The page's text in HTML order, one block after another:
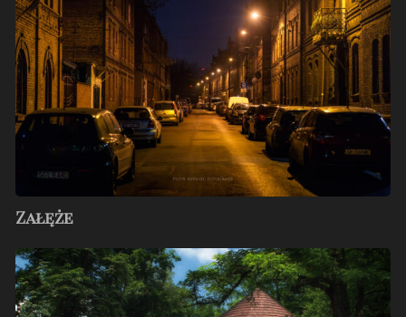
Załęże
Cieszyn
–
lipiec